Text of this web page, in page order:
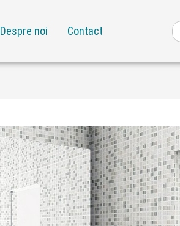
Despre noi Contact